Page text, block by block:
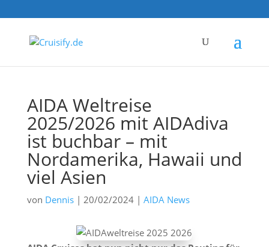
AIDA Weltreise
2025/2026 mit AIDAdiva
ist buchbar – mit
Nordamerika, Hawaii und
viel Asien
von Dennis| 20/02/2024| AIDA News